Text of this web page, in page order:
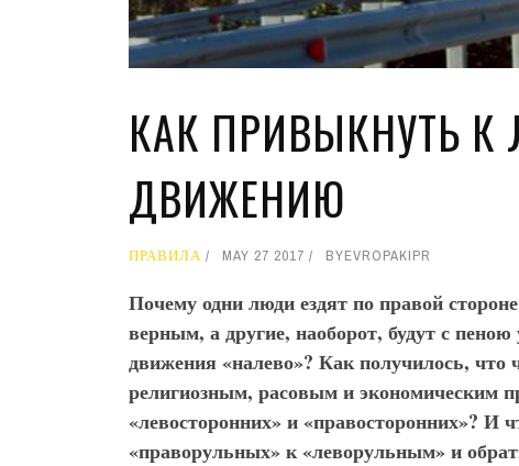
КАК ПРИВЫКНУТЬ К
ДВИЖЕНИЮ
ПРАВИЛА MAY 27 2017 BYEVROPAKIPR
Почему одни люди ездят по правой
верным, а другие, наоборот, будут с
движения «налево»? Как получилось, что
религиозным, расовым и экономическим
«левосторонних» и «правосторонних»? И
«праворульных» к «леворульным» и